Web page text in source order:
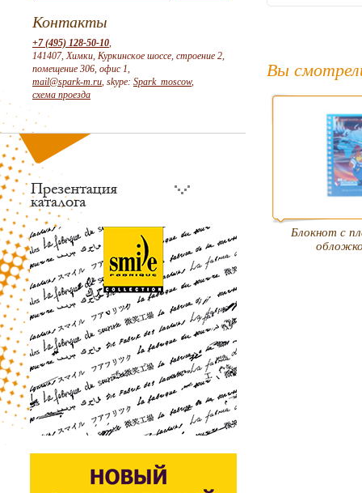
Контакты
+7 (495) 128-50-10,
141407, Химки, Куркинское шоссе, строение 2,
помещение 306, офис 1,
mail@spark-m.ru, skype: Spark_moscow,
схема проезда
Вы
Блокнот с